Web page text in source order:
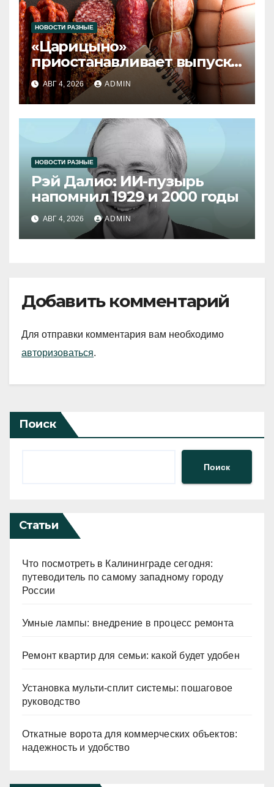
НОВОСТИ РАЗНЫЕ
«Царицыно»
приостанавливает выпуск
продукции
АВГ 4, 2026 ADMIN
НОВОСТИ РАЗНЫЕ
Рэй Далио: ИИ-пузырь
напомнил 1929 и 2000 годы
АВГ 4, 2026 ADMIN
Добавить комментарий
Для отправки комментария вам необходимо
авторизоваться.
Поиск
Поиск
Статьи
Что посмотреть в Калининграде сегодня:
путеводитель по самому западному городу
России
Умные лампы: внедрение в процесс ремонта
Ремонт квартир для семьи: какой будет удобен
Установка мульти-сплит системы: пошаговое
руководство
Откатные ворота для коммерческих объектов:
надежность и удобство